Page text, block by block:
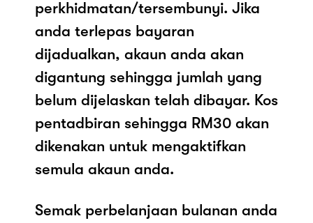
perkhidmatan/tersembunyi. Jika
anda terlepas bayaran
dijadualkan, akaun anda akan
digantung sehingga jumlah yang
belum dijelaskan telah dibayar. Kos
pentadbiran sehingga RM30 akan
dikenakan untuk mengaktifkan
semula akaun anda.
Semak perbelanjaan bulanan anda